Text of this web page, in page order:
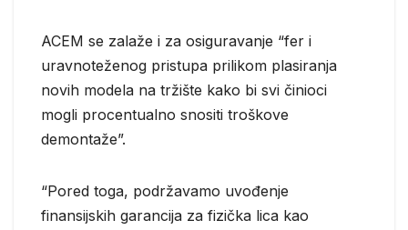
ACEM se zalaže i za osiguravanje “fer i
uravnoteženog pristupa prilikom plasiranja
novih modela na tržište kako bi svi činioci
mogli procentualno snositi troškove
demontaže”.
“Pored toga, podržavamo uvođenje
finansijskih garancija za fizička lica kao